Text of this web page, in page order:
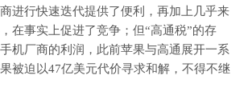
进行快速迭代提供了便利，再加上几乎来
在事实上促进了竞争；但“高通税”的存
机厂商的利润，此前苹果与高通展开一系
被迫以47亿美元代价寻求和解，不得不继